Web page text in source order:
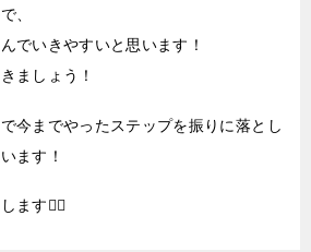
、
でいきやすいと思います！
ましょう！
今までやったステップを振りに落とし
ます！
ます🙇‍♀️